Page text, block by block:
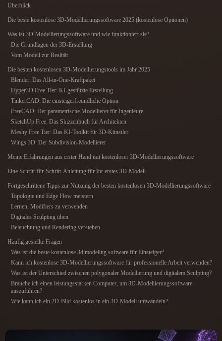
VR/AR
Metaverse Jewelry Design
Mechanical
Engineering
Plug-Ins
Blender Unity
Godot Maya
ComfyUI
Abstract Anime
Fantasy
Industrial
Minimalist Modern Organic Photorealistic
Überblick
Die beste kostenlose 3D-Modellierungssoftware 2025 (kostenlose Optionen)
Was ist 3D-Modellierungssoftware und wie funktioniert sie?
Die Grundlagen der 3D-Erstellung
Vom Modell zur Realität
Die besten kostenlosen 3D-Modellierungstools im Jahr 2025
Blender: Das All-in-One-Kraftpaket
Hyper3D Free Tier: KI-gestützte Erstellung
TinkerCAD: Die einsteigerfreundliche Option
FreeCAD: Der parametrische Modellierer für Ingenieure
SketchUp Free: Das Skizzenbuch für Architekten
Meshy Free Tier: Das KI-Toolkit für 3D-Künstler
Wings 3D: Der Subdivision-Modellierer
Meine Erfahrungen aus erster Hand mit kostenloser 3D-Modellierungssoftware
Eine Schritt-für-Schritt-Anleitung für Ihr erstes 3D-Modell
Fortgeschrittene Tipps zur Nutzung der besten kostenlosen 3D-Modellierungssoftware
Topologie und Edge Flow meistern
Lernen, Modifiers zu verwenden
Digitales Sculpting üben
Beleuchtung und Rendering verstehen
Häufig gestellte Fragen
Was ist die beste kostenlose 3d modeling software für Einsteiger?
Kann ich kostenlose 3D-Modellierungssoftware für professionelle Arbeit verwenden?
Was ist der Unterschied zwischen polygonaler Modellierung und digitalem Sculpting?
Brauche ich einen leistungsstarken Computer, um 3D-Modellierungssoftware
auszuführen?
Wie kann ich ein 2D-Bild kostenlos in ein 3D-Modell umwandeln?